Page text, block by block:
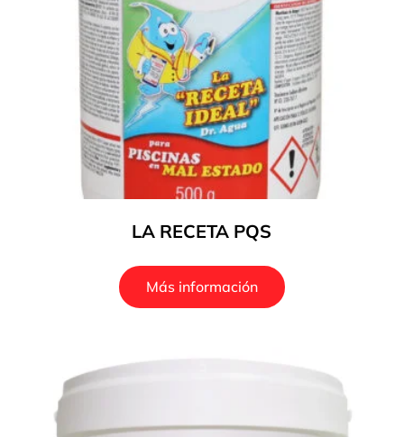
LA RECETA PQS
Más información